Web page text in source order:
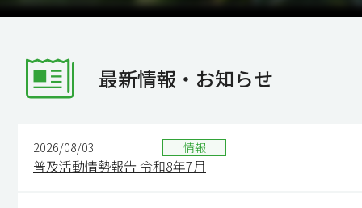
最新情報・お知らせ
2026/08/03 情報
普及活動情勢報告 令和8年7月